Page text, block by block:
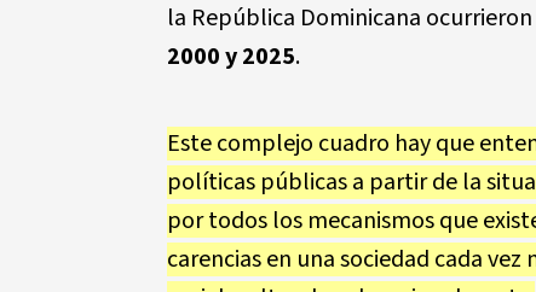
la República Dominicana
2000 y 2025.
Este complejo cuadro hay que
políticas públicas a partir de la
por todos los mecanismos que
carencias en una sociedad cada